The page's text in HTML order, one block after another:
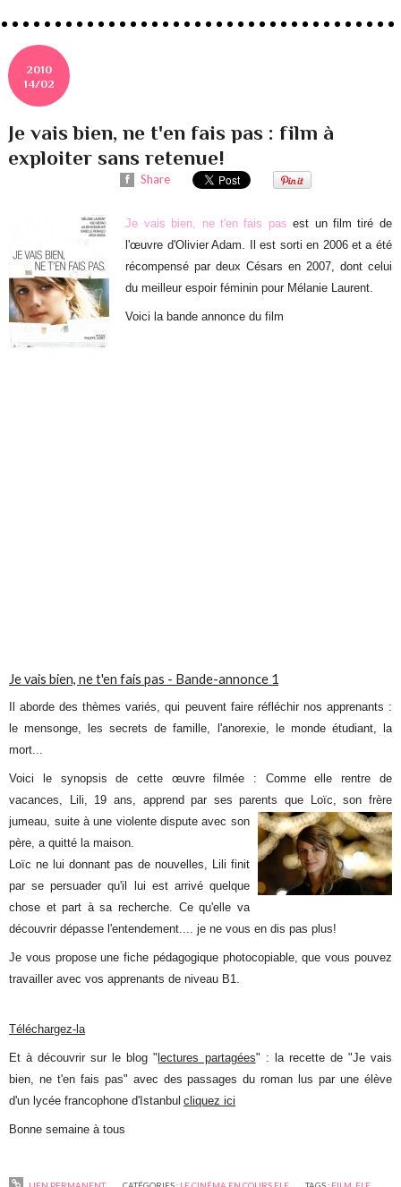
2010
14/02
Je vais bien, ne t'en fais pas : film à
exploiter sans retenue!
Share
Je vais bien, ne t'en fais pas est un film tiré de
l'œuvre d'Olivier Adam. Il est sorti en 2006 et a été
récompensé par deux Césars en 2007, dont celui
du meilleur espoir féminin pour Mélanie Laurent.
Voici la bande annonce du film
Je vais bien, ne t'en fais pas - Bande-annonce 1
Il aborde des thèmes variés, qui peuvent faire réfléchir nos apprenants :
le mensonge, les secrets de famille, l'anorexie, le monde étudiant, la
mort...
Voici le synopsis de cette œuvre filmée : Comme elle rentre de
vacances, Lili, 19 ans, apprend par ses parents que Loïc, son frère
jumeau, suite à une violente dispute avec son
père, a quitté la maison.
Loïc ne lui donnant pas de nouvelles, Lili finit
par se persuader qu'il lui est arrivé quelque
chose et part à sa recherche. Ce qu'elle va
découvrir dépasse l'entendement.... je ne vous en dis pas plus!
Je vous propose une fiche pédagogique photocopiable, que vous pouvez
travailler avec vos apprenants de niveau B1.
Téléchargez-la
Et à découvrir sur le blog " lectures partagées" : la recette de "Je vais
bien, ne t'en fais pas" avec des passages du roman lus par une élève
d'un lycée francophone d'Istanbul cliquez ici
Bonne semaine à tous